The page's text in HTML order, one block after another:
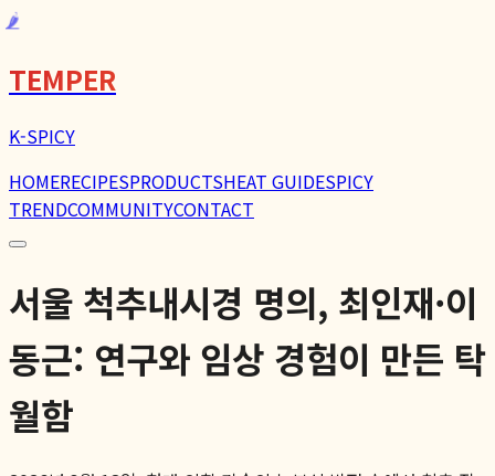
🌶️
TEMPER
K-SPICY
HOMERECIPESPRODUCTSHEAT GUIDESPICY
TRENDCOMMUNITYCONTACT
서울 척추내시경 명의, 최인재·이
동근: 연구와 임상 경험이 만든 탁
월함